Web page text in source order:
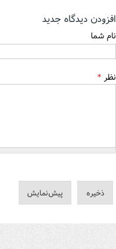
افزودن دیدگاه جدید
نام شما
نظر *